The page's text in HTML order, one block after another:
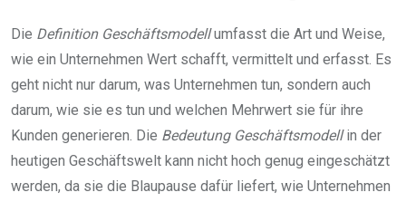
Die Definition Geschäftsmodellumfasst die Art und Weise,
wie ein Unternehmen Wert schafft, vermittelt und erfasst. Es
geht nicht nur darum, was Unternehmen tun, sondern auch
darum, wie sie es tun und welchen Mehrwert sie für ihre
Kunden generieren. Die Bedeutung Geschäftsmodellin der
heutigen Geschäftswelt kann nicht hoch genug eingeschätzt
werden, da sie die Blaupause dafür liefert, wie Unternehmen